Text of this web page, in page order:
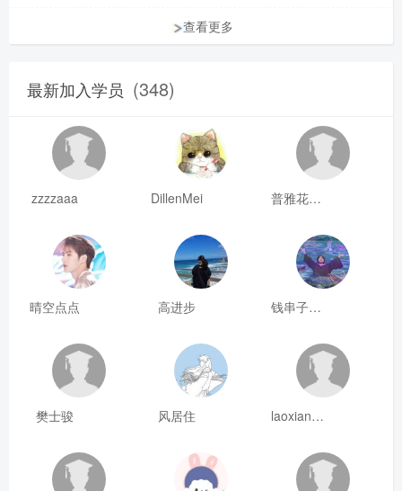
查看更多
最新加入学员 (348)
zzzzaaa DillenMei 普雅花qya
晴空点点 高进步 钱串子123
樊士骏 风居住 laoxianrou